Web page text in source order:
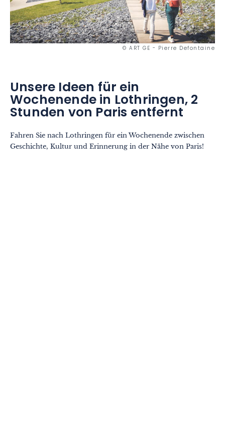
© ART GE - Pierre Defontaine
Unsere Ideen für ein
Wochenende in Lothringen, 2
Stunden von Paris entfernt
Fahren Sie nach Lothringen für ein Wochenende zwischen
Geschichte, Kultur und Erinnerung in der Nähe von Paris!